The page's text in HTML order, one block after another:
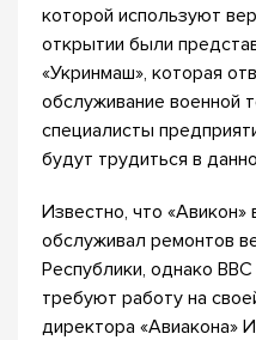
которой используют
открытии были
«Укринмаш», которая
обслуживание военной
специалисты
будут трудиться в
Известно, что «Авикон»
обслуживал ремонтов
Республики, однако
требуют работу на
директора «Авиакона»